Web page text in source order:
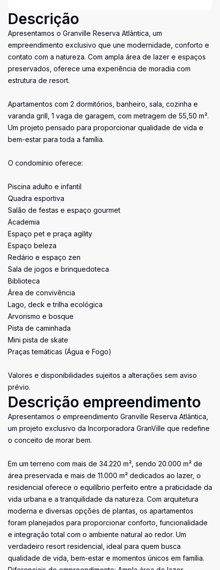
Descrição
Apresentamos o Granville Reserva Atlântica, um
empreendimento exclusivo que une modernidade, conforto e
contato com a natureza. Com ampla área de lazer e espaços
preservados, oferece uma experiência de moradia com
estrutura de resort.
Apartamentos com 2 dormitórios, banheiro, sala, cozinha e
varanda grill, 1 vaga de garagem, com metragem de 55,50 m².
Um projeto pensado para proporcionar qualidade de vida e
bem-estar para toda a família.
O condomínio oferece:
Piscina adulto e infantil
Quadra esportiva
Salão de festas e espaço gourmet
Academia
Espaço pet e praça agility
Espaço beleza
Redário e espaço zen
Sala de jogos e brinquedoteca
Biblioteca
Área de convivência
Lago, deck e trilha ecológica
Arvorismo e bosque
Pista de caminhada
Mini pista de skate
Praças temáticas (Água e Fogo)
Valores e disponibilidades sujeitos a alterações sem aviso
prévio.
Descrição empreendimento
Apresentamos o empreendimento Granville Reserva Atlântica,
um projeto exclusivo da Incorporadora GranVille que redefine
o conceito de morar bem.
Em um terreno com mais de 34.220 m², sendo 20.000 m² de
área preservada e mais de 11.000 m² dedicados ao lazer, o
residencial oferece o equilíbrio perfeito entre a praticidade da
vida urbana e a tranquilidade da natureza. Com arquitetura
moderna e diversas opções de plantas, os apartamentos
foram planejados para proporcionar conforto, funcionalidade
e integração total com o ambiente natural ao redor. Um
verdadeiro resort residencial, ideal para quem busca
qualidade de vida, bem-estar e momentos únicos em família.